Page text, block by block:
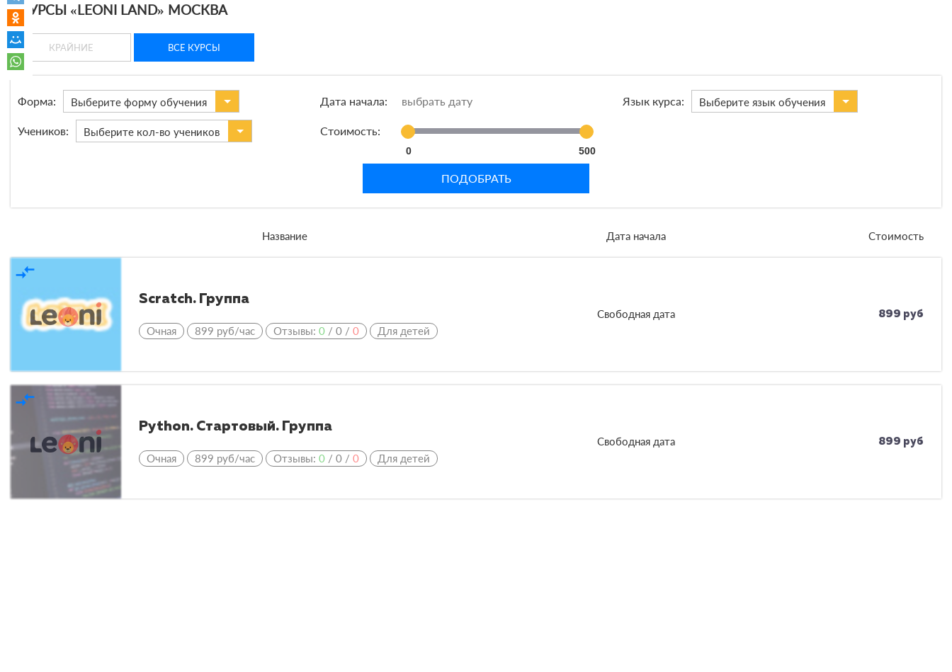
КУРСЫ «LEONI LAND» МОСКВА
КРАЙНИЕ ВСЕ КУРСЫ
Форма: Выберите форму обучения Дата начала: Язык курса: Выберите язык обучения
Учеников: Выберите кол-во учеников Стоимость:
0 500
ПОДОБРАТЬ
Название Дата начала Стоимость
compare_arrows
Scratch. Группа
Очная 899 руб/час Отзывы: 0 / 0 / 0 Для детей
Свободная дата 899 руб
compare_arrows
Python. Стартовый. Группа
Очная 899 руб/час Отзывы: 0 / 0 / 0 Для детей
Свободная дата 899 руб